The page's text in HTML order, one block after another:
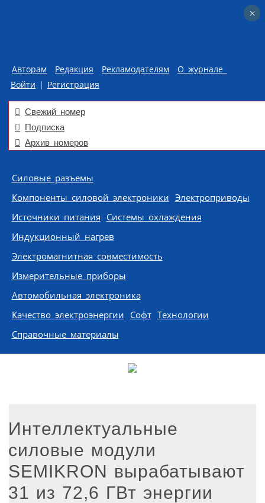
Авторам Редакция Рекламодателям
О журнале
Войти | Регистрация
Свежий номер
Подписка
Архив номеров
Skip to content
Силовые разъемы
Компоненты силовой электроники Электроприводы
Источники питания Системы охлаждения
Индукционный нагрев
Электромагнитная совместимость
Измерительные приборы
Автомобильная электроника
Качество электроэнергии Софт Технологии
Справочные материалы
Интеллектуальные
силовые модули
SEMIKRON вырабатывают
31 из 72,6 ГВт энергии
×
×